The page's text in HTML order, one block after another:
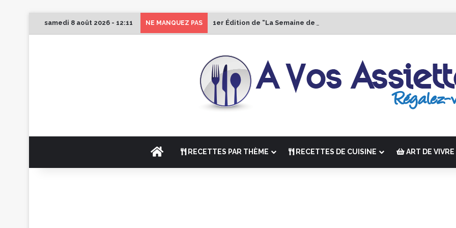
samedi 8 août 2026 - 12:11 NE MANQUEZ PAS 1er Édition de “La Semaine des Chefs” du 19 au 24 octobre 2026
ACCUEILRECETTES PAR THÈME RECETTES DE CUISINE ART DE VIVRE